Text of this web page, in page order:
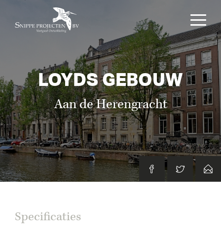
LOYDS GEBOUW
Aan de Herengracht
Specificaties